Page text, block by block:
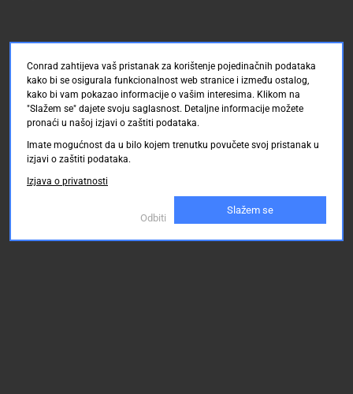
Conrad zahtijeva vaš pristanak za korištenje pojedinačnih podataka
kako bi se osigurala funkcionalnost web stranice i između ostalog,
kako bi vam pokazao informacije o vašim interesima. Klikom na
"Slažem se" dajete svoju saglasnost. Detaljne informacije možete
pronaći u našoj izjavi o zaštiti podataka.
Imate mogućnost da u bilo kojem trenutku povučete svoj pristanak u
izjavi o zaštiti podataka.
Izjava o privatnosti
Odbiti
Slažem se